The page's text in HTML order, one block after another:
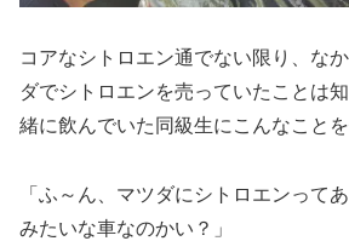
コアなシトロエン通でない限り、な
ダでシトロエンを売っていたことは
緒に飲んでいた同級生にこんなこと
「ふ～ん、マツダにシトロエンって
みたいな車なのかい？」